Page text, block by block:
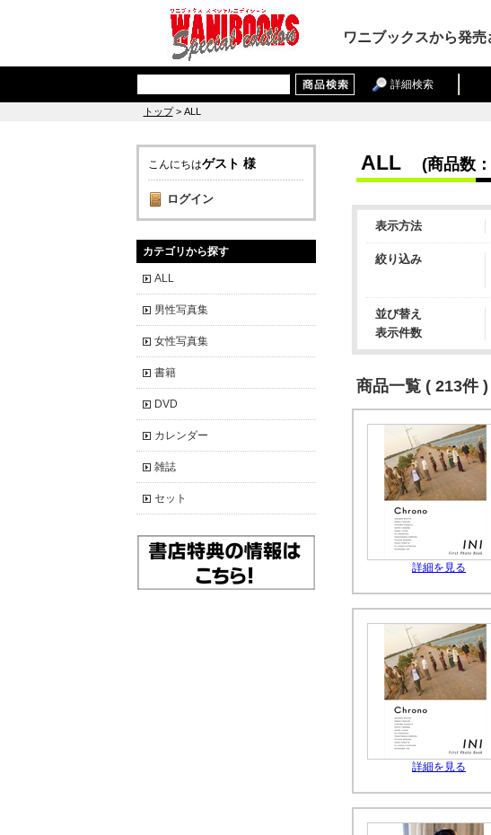
ワニブックスから発
詳細検索
トップ> ALL
こんにちはゲスト 様
ログイン
カテゴリから探す
ALL
男性写真集
女性写真集
書籍
DVD
カレンダー
雑誌
セット
ALL (商品数
表示方法
絞り込み
並び替え
表示件数
商品一覧 ( 213件 )
詳細を見る
詳細を見る